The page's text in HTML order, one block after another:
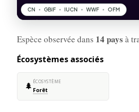
Espèce observée dans 14 pays à
Écosystèmes associés
🌲 ÉCOSYSTÈME
Forêt